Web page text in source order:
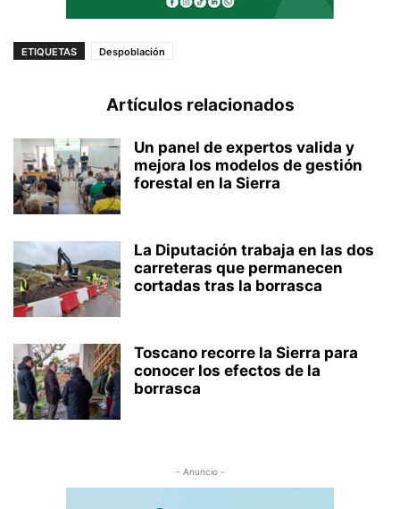
ETIQUETAS Despoblación
Artículos relacionados
Un panel de expertos valida y
mejora los modelos de gestión
forestal en la Sierra
La Diputación trabaja en las dos
carreteras que permanecen
cortadas tras la borrasca
Toscano recorre la Sierra para
conocer los efectos de la
borrasca
- Anuncio -